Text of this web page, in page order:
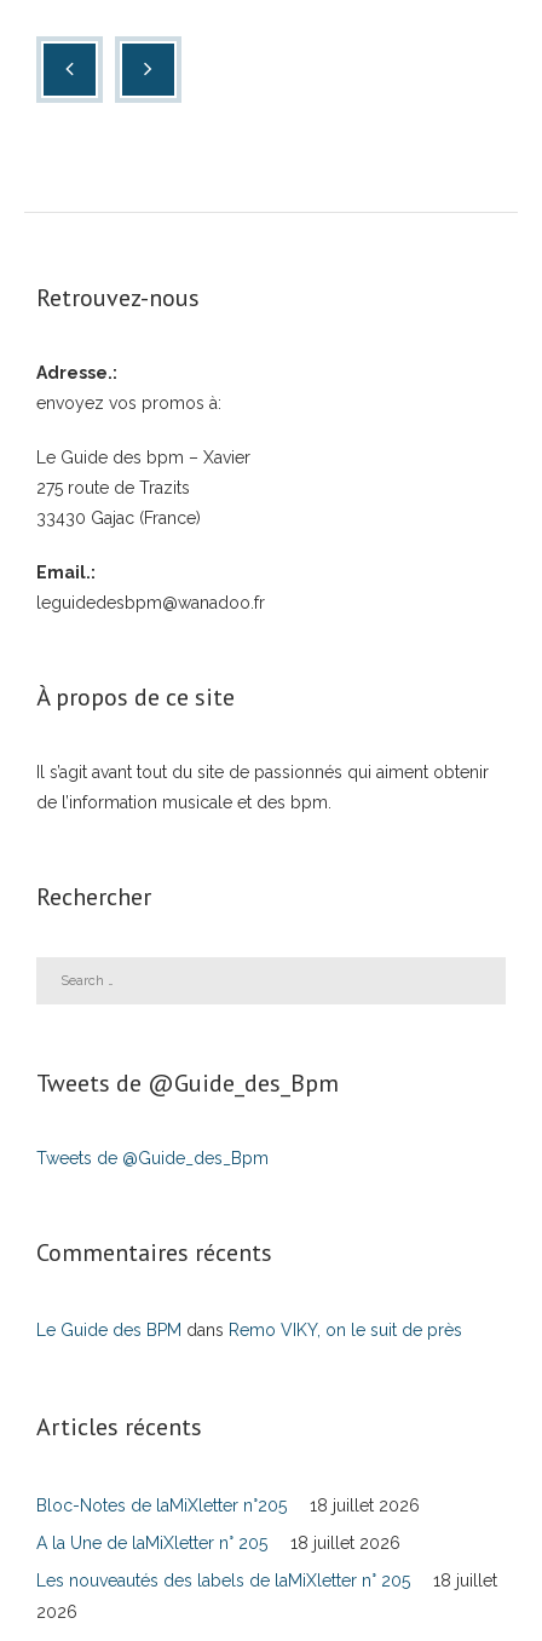
Retrouvez-nous
Adresse.:
envoyez vos promos à:
Le Guide des bpm – Xavier
275 route de Trazits
33430 Gajac (France)
Email.:
leguidedesbpm@wanadoo.fr
À propos de ce site
Il s’agit avant tout du site de passionnés qui aiment obtenir
de l’information musicale et des bpm.
Rechercher
Tweets de ‎@Guide_des_Bpm
Tweets de @Guide_des_Bpm
Commentaires récents
Le Guide des BPM dans Remo VIKY, on le suit de près
Articles récents
Bloc-Notes de laMiXletter n°205
18 juillet 2026
A la Une de laMiXletter n° 205
18 juillet 2026
Les nouveautés des labels de laMiXletter n° 205
18 juillet
2026